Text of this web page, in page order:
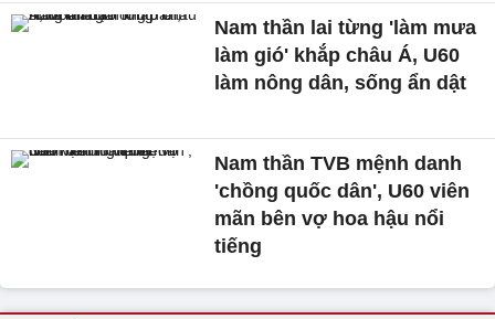
Nam thần lai từng 'làm mưa
làm gió' khắp châu Á, U60
làm nông dân, sống ẩn dật
Nam thần TVB mệnh danh
'chồng quốc dân', U60 viên
mãn bên vợ hoa hậu nổi
tiếng